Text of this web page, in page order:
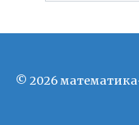
© 2026